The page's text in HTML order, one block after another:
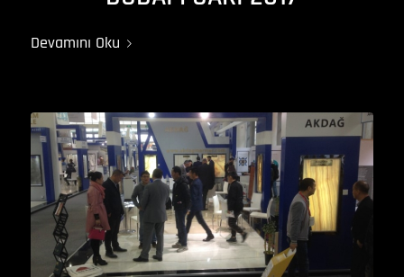
Devamını Oku